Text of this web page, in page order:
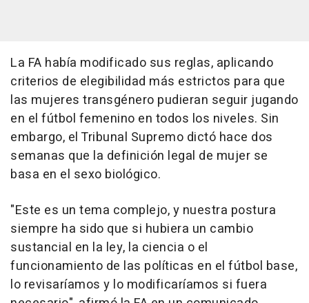
La FA había modificado sus reglas, aplicando
criterios de elegibilidad más estrictos para que
las mujeres transgénero pudieran seguir jugando
en el fútbol femenino en todos los niveles. Sin
embargo, el Tribunal Supremo dictó hace dos
semanas que la definición legal de mujer se
basa en el sexo biológico.
"Este es un tema complejo, y nuestra postura
siempre ha sido que si hubiera un cambio
sustancial en la ley, la ciencia o el
funcionamiento de las políticas en el fútbol base,
lo revisaríamos y lo modificaríamos si fuera